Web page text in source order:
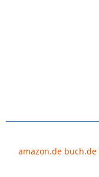
amazon.de buch.de